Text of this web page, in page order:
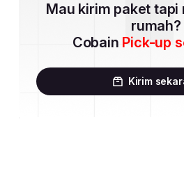
Mau kirim paket tapi
rumah?
Cobain Pick-up
Kirim